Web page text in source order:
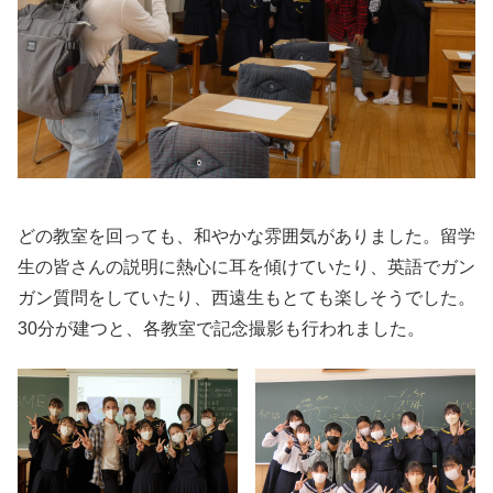
どの教室を回っても、和やかな雰囲気がありました。留学
生の皆さんの説明に熱心に耳を傾けていたり、英語でガン
ガン質問をしていたり、西遠生もとても楽しそうでした。
30分が建つと、各教室で記念撮影も行われました。